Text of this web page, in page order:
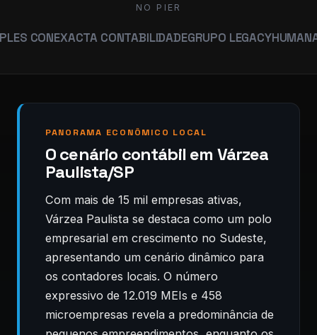
NO PIER
EXACTA CONTABILIDADEGRUPO LEGACYHUMANA
PANORAMA ECONÔMICO LOCAL
O cenário contábil em Várzea
Paulista/SP
Com mais de 15 mil empresas ativas,
Várzea Paulista se destaca como um polo
empresarial em crescimento no Sudeste,
apresentando um cenário dinâmico para
os contadores locais. O número
expressivo de 12.019 MEIs e 458
microempresas revela a predominância de